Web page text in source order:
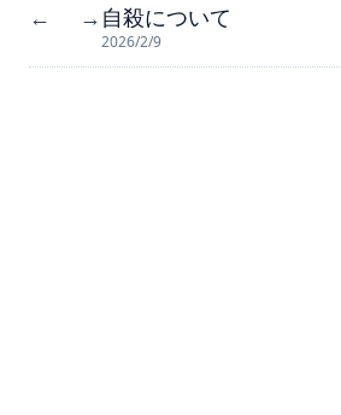
← → 自殺について
2026/2/9